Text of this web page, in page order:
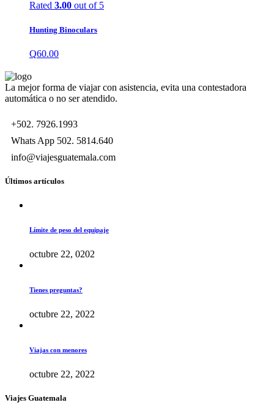
Rated 3.00 out of 5
Hunting Binoculars
Q60.00
La mejor forma de viajar con asistencia, evita una contestadora
automática o no ser atendido.
+502. 7926.1993
Whats App 502. 5814.640
info@viajesguatemala.com
Últimos artículos
Límite de peso del equipaje
octubre 22, 0202
Tienes preguntas?
octubre 22, 2022
Viajas con menores
octubre 22, 2022
Viajes Guatemala